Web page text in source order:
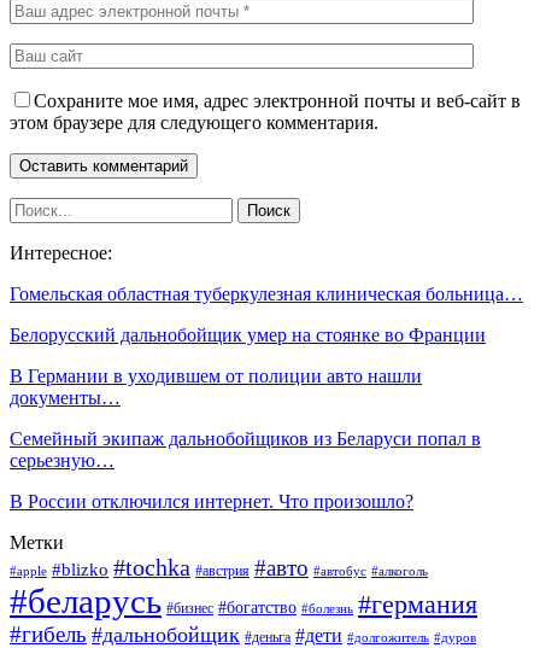
Сохраните мое имя, адрес электронной почты и веб-сайт в
этом браузере для следующего комментария.
Интересное:
Гомельская областная туберкулезная клиническая больница…
Белорусский дальнобойщик умер на стоянке во Франции
В Германии в уходившем от полиции авто нашли
документы…
Семейный экипаж дальнобойщиков из Беларуси попал в
серьезную…
В России отключился интернет. Что произошло?
Метки
#apple #blizko #tochka #австрия #авто #автобус #алкоголь
#беларусь #бизнес #богатство #болезнь #германия
#гибель #дальнобойщик #деньга #дети #долгожитель #дуров